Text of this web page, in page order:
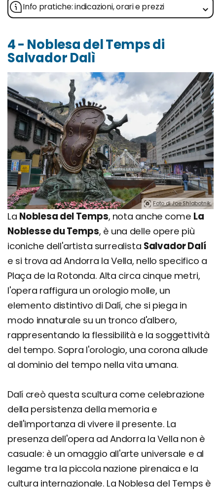
Info pratiche: indicazioni, orari e prezzi
4 - Noblesa del Temps di
Salvador Dalì
Foto di Joe Shlabotnik.
La Noblesa del Temps, nota anche come La
Noblesse du Temps, è una delle opere più
iconiche dell'artista surrealista Salvador Dalí
e si trova ad Andorra la Vella, nello specifico a
Plaça de la Rotonda. Alta circa cinque metri,
l'opera raffigura un orologio molle, un
elemento distintivo di Dalí, che si piega in
modo innaturale su un tronco d'albero,
rappresentando la flessibilità e la soggettività
del tempo. Sopra l'orologio, una corona allude
al dominio del tempo nella vita umana.
Dalí creò questa scultura come celebrazione
della persistenza della memoria e
dell'importanza di vivere il presente. La
presenza dell'opera ad Andorra la Vella non è
casuale: è un omaggio all'arte universale e al
legame tra la piccola nazione pirenaica e la
cultura internazionale. La Noblesa del Temps è